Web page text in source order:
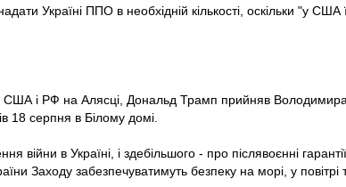
Україні ППО в необхідній кількості, оскільки "у США
США і РФ на Алясці, Дональд Трамп прийняв Володимира
18 серпня в Білому домі.
війни в Україні, і здебільшого - про післявоєнні гарантії
Заходу забезпечуватимуть безпеку на морі, у повітрі